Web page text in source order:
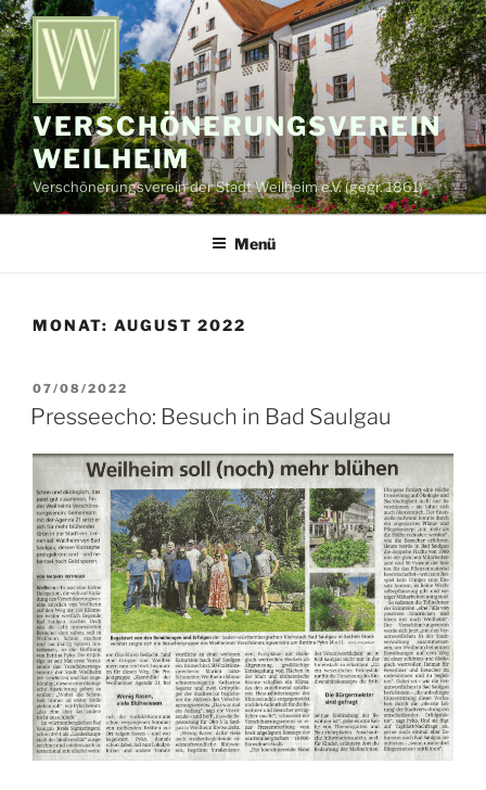
Zum
Inhalt
springen
VERSCHÖNERUNGSVEREIN
WEILHEIM
Verschönerungsverein der Stadt Weilheim e.V. (gegr. 1861)
Menü
MONAT: AUGUST 2022
VERÖFFENTLICHT
AM
07/08/2022
Presseecho: Besuch in Bad Saulgau